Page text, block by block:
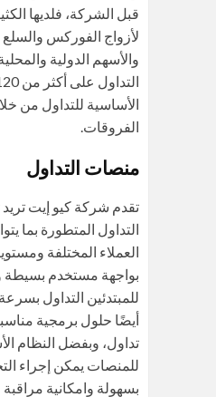
قبل الشركة، فلديها
لأزواج الفوركس
والأسهم الدولية
الأساسية للتداول من
الفروقات.
منصات التداول
تقدم شركة كيو إيت تريد
التداول المتطورة بما
العملاء المختلفة
بواجهة مستخدم
للمبتدئين التداول
أيضًا حلول برمجية
تداول، وبفضل النظام
للمنصات يمكن إجراء
بسهولة وامكانية